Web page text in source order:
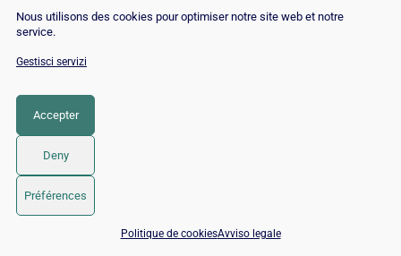
Nous utilisons des cookies pour optimiser notre site web et notre
service.
Gestisci servizi
Accepter
Deny
Préférences
Politique de cookiesAvviso legale
Presteremo particolare attenzione alla griglia di confronto:
📅 Prenota 15 min con un esperto SEO / GEO